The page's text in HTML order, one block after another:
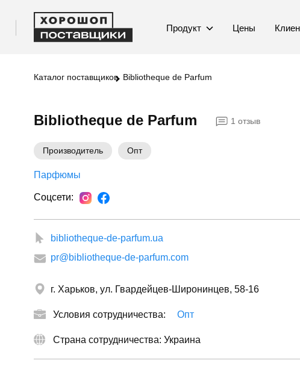
Продукт Цены
Каталог поставщиков Bibliotheque de Parfum
Bibliotheque de Parfum 1 отзыв
Производитель Опт
Парфюмы
Соцсети:
bibliotheque-de-parfum.ua
pr@bibliotheque-de-parfum.com
г. Харьков, ул. Гвардейцев-Широнинцев, 58-16
Условия сотрудничества: Опт
Страна сотрудничества: Украина